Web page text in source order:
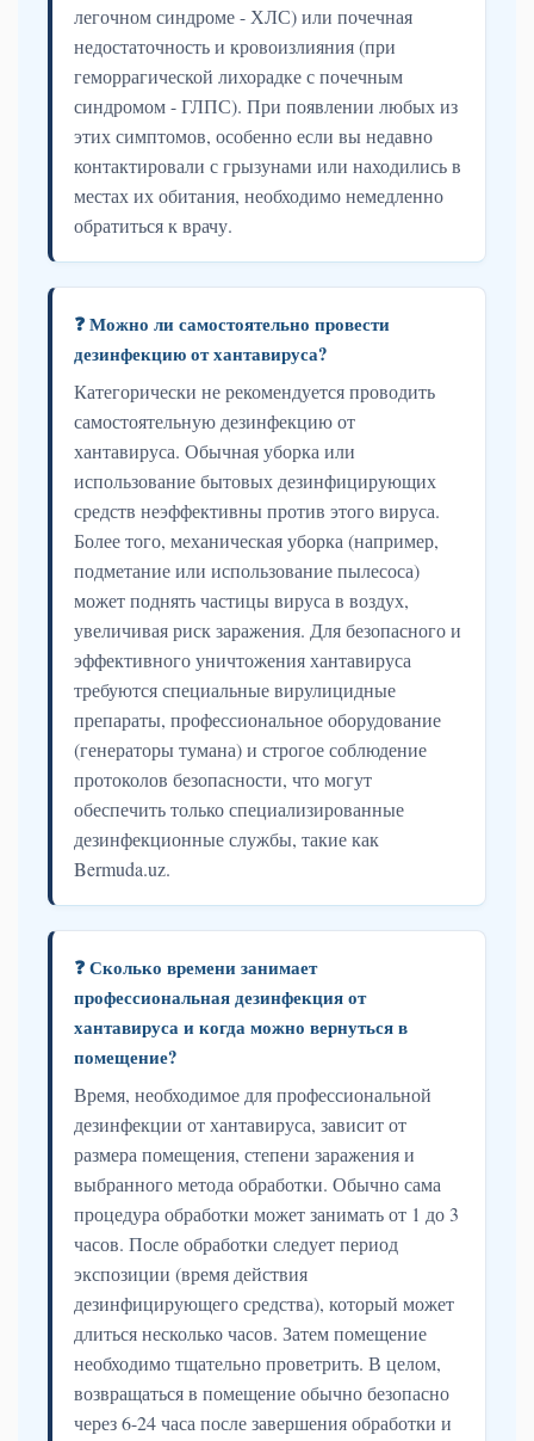
легочном синдроме - ХЛС) или почечная
недостаточность и кровоизлияния (при
геморрагической лихорадке с почечным
синдромом - ГЛПС). При появлении любых из
этих симптомов, особенно если вы недавно
контактировали с грызунами или находились в
местах их обитания, необходимо немедленно
обратиться к врачу.
❓ Можно ли самостоятельно провести
дезинфекцию от хантавируса?
Категорически не рекомендуется проводить
самостоятельную дезинфекцию от
хантавируса. Обычная уборка или
использование бытовых дезинфицирующих
средств неэффективны против этого вируса.
Более того, механическая уборка (например,
подметание или использование пылесоса)
может поднять частицы вируса в воздух,
увеличивая риск заражения. Для безопасного и
эффективного уничтожения хантавируса
требуются специальные вирулицидные
препараты, профессиональное оборудование
(генераторы тумана) и строгое соблюдение
протоколов безопасности, что могут
обеспечить только специализированные
дезинфекционные службы, такие как
Bermuda.uz.
❓ Сколько времени занимает
профессиональная дезинфекция от
хантавируса и когда можно вернуться в
помещение?
Время, необходимое для профессиональной
дезинфекции от хантавируса, зависит от
размера помещения, степени заражения и
выбранного метода обработки. Обычно сама
процедура обработки может занимать от 1 до 3
часов. После обработки следует период
экспозиции (время действия
дезинфицирующего средства), который может
длиться несколько часов. Затем помещение
необходимо тщательно проветрить. В целом,
возвращаться в помещение обычно безопасно
через 6-24 часа после завершения обработки и